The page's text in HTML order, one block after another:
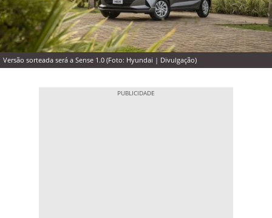
Versão sorteada será a Sense 1.0 (Foto: Hyundai | Divulgação)